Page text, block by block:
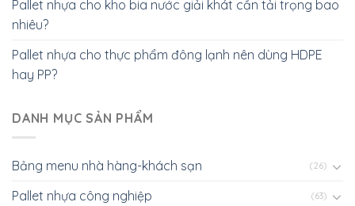
Pallet nhựa cho kho bia nước giải khát cần tải trọng bao
nhiêu?
Pallet nhựa cho thực phẩm đông lạnh nên dùng HDPE
hay PP?
DANH MỤC SẢN PHẨM
Bảng menu nhà hàng-khách sạn (26)
Pallet nhựa công nghiệp (63)